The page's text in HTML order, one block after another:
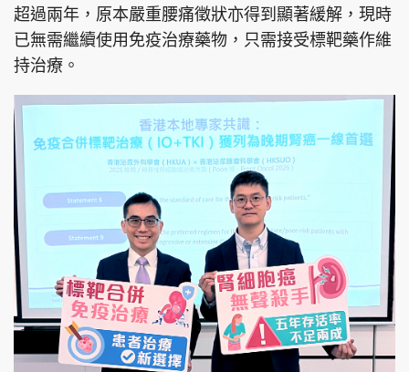
超過兩年，原本嚴重腰痛徵狀亦得到顯著緩解，現時
已無需繼續使用免疫治療藥物，只需接受標靶藥作維
持治療。